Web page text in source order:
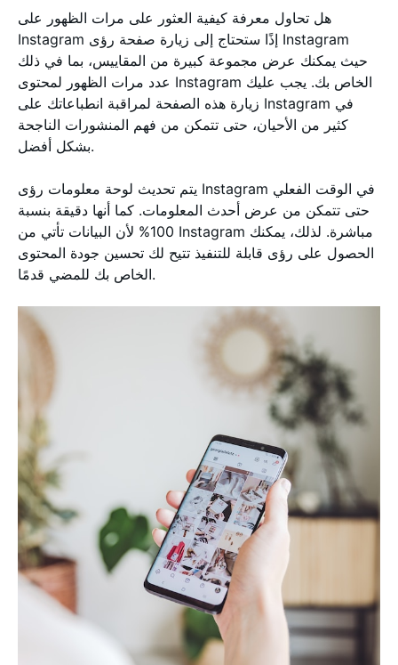
هل تحاول معرفة كيفية العثور على مرات الظهور على
Instagram إذًا ستحتاج إلى زيارة صفحة رؤى Instagram
حيث يمكنك عرض مجموعة كبيرة من المقاييس، بما في ذلك
عدد مرات الظهور لمحتوى Instagram الخاص بك. يجب عليك
زيارة هذه الصفحة لمراقبة انطباعاتك على Instagram في
كثير من الأحيان، حتى تتمكن من فهم المنشورات الناجحة
بشكل أفضل.
يتم تحديث لوحة معلومات رؤى Instagram في الوقت الفعلي
حتى تتمكن من عرض أحدث المعلومات. كما أنها دقيقة بنسبة
100% لأن البيانات تأتي من Instagram مباشرة. لذلك، يمكنك
الحصول على رؤى قابلة للتنفيذ تتيح لك تحسين جودة المحتوى
الخاص بك للمضي قدمًا.